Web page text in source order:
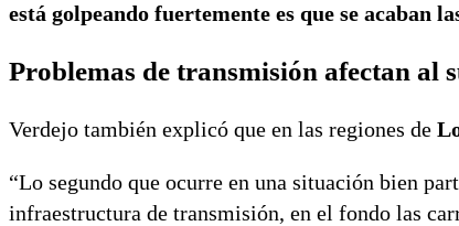
está golpeando fuertemente es que se acaban
Problemas de transmisión afectan al
Verdejo también explicó que en las regiones de
“Lo segundo que ocurre en una situación bien
infraestructura de transmisión, en el fondo las